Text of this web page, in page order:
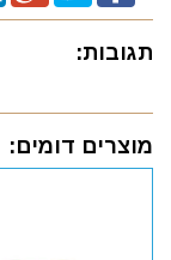
תגובות:
מוצרים דומים: